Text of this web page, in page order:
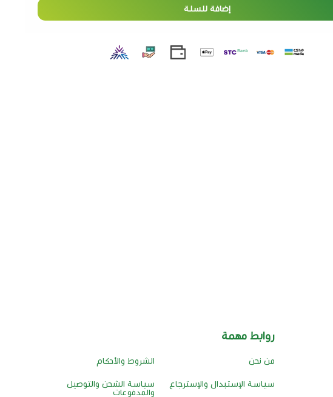
إضافة للسلة
روابط مهمة
من نحن الشروط والأحكام
سياسة الإستبدال والإسترجاع
سياسة الشحن والتوصيل
والمدفوعات